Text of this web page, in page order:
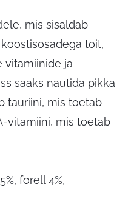
mis sisaldab
toit,
vitamiinide ja
saaks nautida pikka
tauriini, mis toetab
vitamiini, mis toetab
forell 4%,